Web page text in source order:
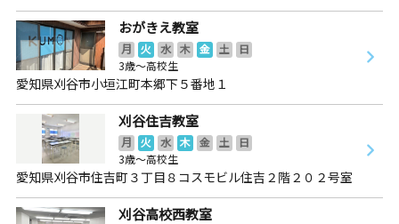
おがきえ教室
月 火 水 木 金 土
日
3歳～高校生
愛知県刈谷市小垣江町本郷下５番地１
刈谷住吉教室
月 火 水 木 金 土
日
3歳～高校生
愛知県刈谷市住吉町３丁目８コスモビル住吉２階２０２号室
刈谷高校西教室